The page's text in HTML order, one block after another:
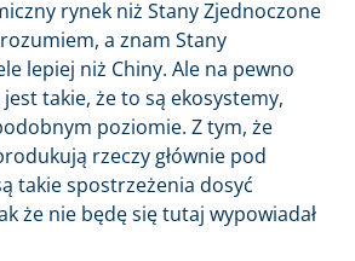
rynek niż Stany Zjednoczone
a znam Stany
lepiej niż Chiny. Ale na pewno
takie, że to są ekosystemy,
poziomie. Z tym, że
rzeczy głównie pod
takie spostrzeżenia dosyć
że nie będę się tutaj wypowiadał